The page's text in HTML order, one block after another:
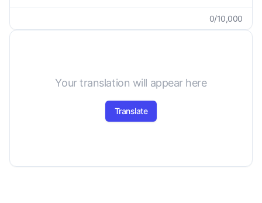
0/10,000
Your translation will appear here
Translate